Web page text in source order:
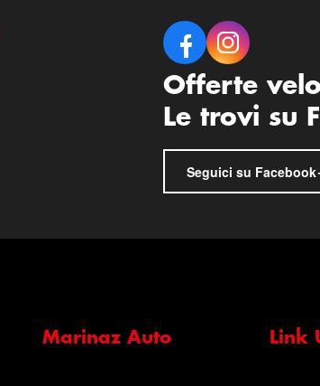
Offerte
Le trovi su
Seguici su Facebook
Marinaz Auto Link